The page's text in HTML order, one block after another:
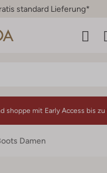
Tage Rückgaberecht
shoppe mit Early Access bis zu
Damen